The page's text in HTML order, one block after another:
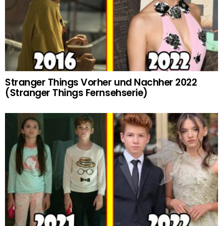
Stranger Things Vorher und Nachher 2022
(Stranger Things Fernsehserie)